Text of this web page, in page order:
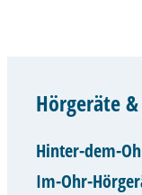
Hörgeräte
Hinter-dem-
Im-Ohr-